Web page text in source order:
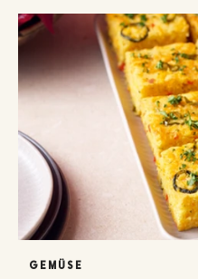
GEMÜSE